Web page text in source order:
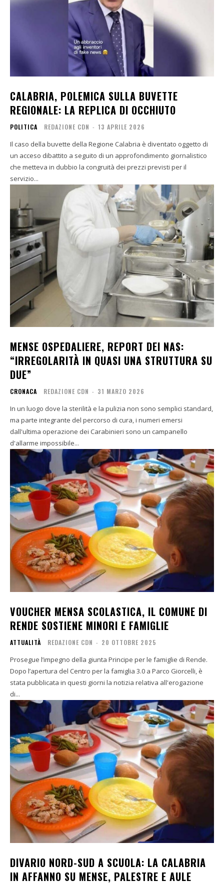
CALABRIA, POLEMICA SULLA BUVETTE
REGIONALE: LA REPLICA DI OCCHIUTO
POLITICA REDAZIONE CDN - 13 APRILE 2026
Il caso della buvette della Regione Calabria è diventato oggetto di
un acceso dibattito a seguito di un approfondimento giornalistico
che metteva in dubbio la congruità dei prezzi previsti per il
servizio...
MENSE OSPEDALIERE, REPORT DEI NAS:
“IRREGOLARITÀ IN QUASI UNA STRUTTURA SU
DUE”
CRONACA REDAZIONE CDN - 31 MARZO 2026
In un luogo dove la sterilità e la pulizia non sono semplici standard,
ma parte integrante del percorso di cura, i numeri emersi
dall'ultima operazione dei Carabinieri sono un campanello
d'allarme impossibile...
VOUCHER MENSA SCOLASTICA, IL COMUNE DI
RENDE SOSTIENE MINORI E FAMIGLIE
ATTUALITÀ REDAZIONE CDN - 20 OTTOBRE 2025
Prosegue l’impegno della giunta Principe per le famiglie di Rende.
Dopo l’apertura del Centro per la famiglia 3.0 a Parco Giorcelli, è
stata pubblicata in questi giorni la notizia relativa all'erogazione
di...
DIVARIO NORD-SUD A SCUOLA: LA CALABRIA
IN AFFANNO SU MENSE, PALESTRE E AULE